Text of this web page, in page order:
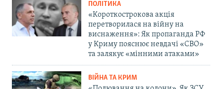
ПОЛІТИКА
«Короткострокова акція
перетворилася на війну на
виснаження»: Як пропаганда РФ
у Криму пояснює невдачі «СВО»
та залякує «мінними атаками»
ВІЙНА ТА КРИМ